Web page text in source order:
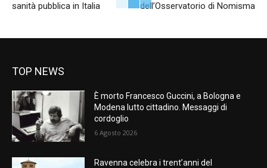
sanità pubblica in Italia
dell’Osservatorio di Nomisma
TOP NEWS
È morto Francesco Guccini, a Bologna e
Modena lutto cittadino. Messaggi di
cordoglio
6 Agosto 2026
Ravenna celebra i trent’anni del